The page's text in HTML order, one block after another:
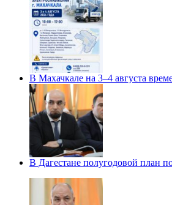
В Махачкале на 3–4 августа
В Дагестане полугодовой план